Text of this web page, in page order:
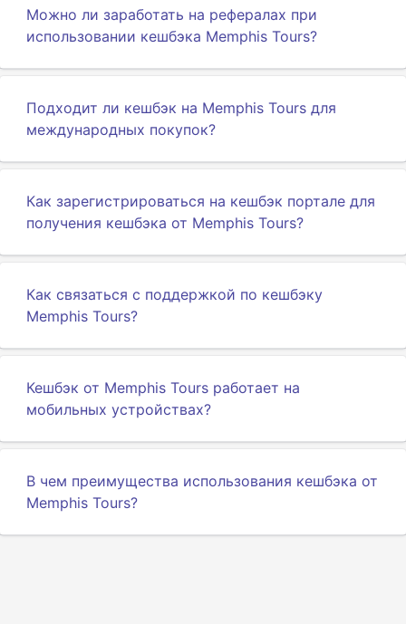
Можно ли заработать на рефералах при
использовании кешбэка Memphis Tours?
Подходит ли кешбэк на Memphis Tours для
международных покупок?
Как зарегистрироваться на кешбэк портале для
получения кешбэка от Memphis Tours?
Как связаться с поддержкой по кешбэку
Memphis Tours?
Кешбэк от Memphis Tours работает на
мобильных устройствах?
В чем преимущества использования кешбэка от
Memphis Tours?